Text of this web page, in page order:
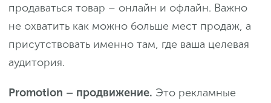
продаваться товар – онлайн и офлайн. Важно
не охватить как можно больше мест продаж, а
присутствовать именно там, где ваша целевая
аудитория.
Promotion – продвижение. Это рекламные